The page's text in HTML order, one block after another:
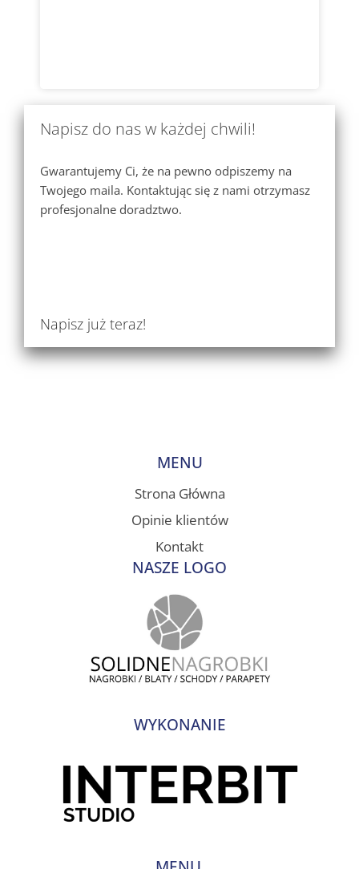
Napisz do nas w każdej chwili!
Gwarantujemy Ci, że na pewno odpiszemy na
Twojego maila. Kontaktując się z nami otrzymasz
profesjonalne doradztwo.
Napisz już teraz!
MENU
Strona Główna
Opinie klientów
Kontakt
NASZE LOGO
WYKONANIE